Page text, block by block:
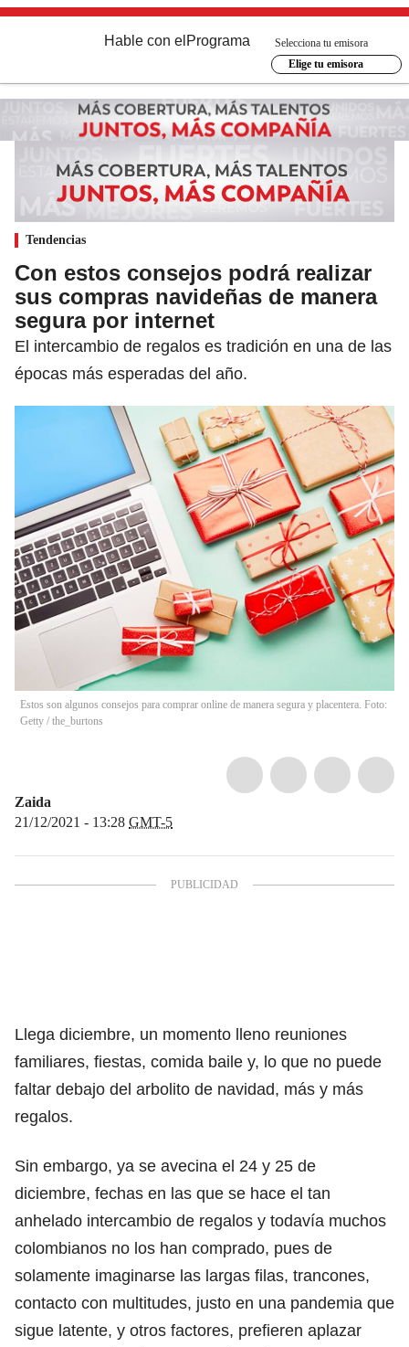
Hable con el Programa
Selecciona tu emisora
Elige tu emisora
Tendencias
Con estos consejos podrá realizar
sus compras navideñas de manera
segura por internet
El intercambio de regalos es tradición en una de las
épocas más esperadas del año.
Estos son algunos consejos para comprar online de manera segura y placentera. Foto:
Getty / the_burtons
Zaida
21/12/2021 - 13:28 GMT-5
Llega diciembre, un momento lleno reuniones
familiares, fiestas, comida baile y, lo que no puede
faltar debajo del arbolito de navidad, más y más
regalos.
Sin embargo, ya se avecina el 24 y 25 de
diciembre, fechas en las que se hace el tan
anhelado intercambio de regalos y todavía muchos
colombianos no los han comprado, pues de
solamente imaginarse las largas filas, trancones,
contacto con multitudes, justo en una pandemia que
sigue latente, y otros factores, prefieren aplazar